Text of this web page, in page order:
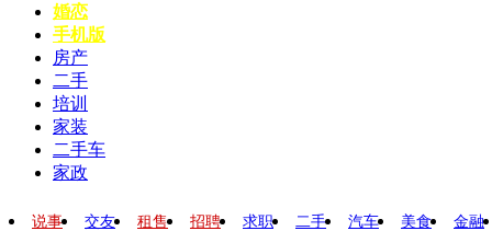
婚恋
手机版
房产
二手
培训
家装
二手车
家政
说事 交友 租售 招聘 求职 二手 汽车 美食 金融